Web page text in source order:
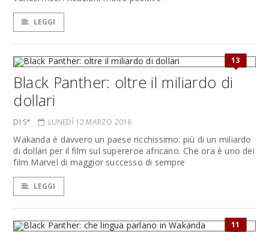
LEGGI
13
Black Panther: oltre il miliardo di
dollari
DI S* LUNEDÌ 12 MARZO 2018
Wakanda è davvero un paese ricchissimo: più di un miliardo
di dollari per il film sul supereroe africano. Che ora è uno dei
film Marvel di maggior successo di sempre
LEGGI
11